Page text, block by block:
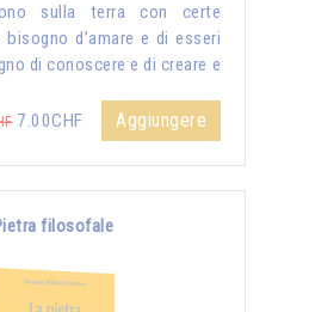
sulla terra con certe
d’amare e di esseri
di conoscere e di creare e
7.00CHF Aggiungere
filosofale